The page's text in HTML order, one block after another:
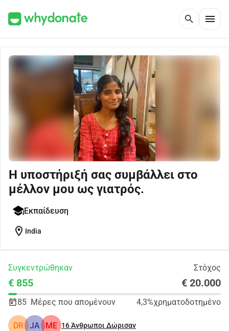
search menu
Η υποστήριξή σας συμβάλλει στο
μέλλον μου ως γιατρός.
Εκπαίδευση
location_on India
Συγκεντρώθηκαν Στόχος
€ 855 € 20.000
85 Μέρες που απομένουν 4,3%χρηματοδοτημένο
DR JA ME 16Άνθρωποι Δώρισαν